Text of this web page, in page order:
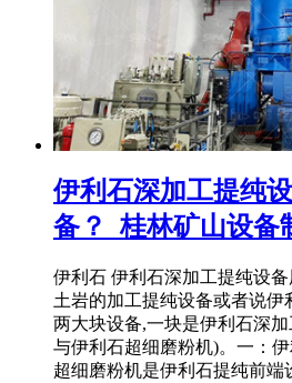
伊利石深加工提纯
备？_桂林矿山设备
伊利石 伊利石深加工提纯设
土岩的加工提纯设备或者说伊
两大块设备,一块是伊利石深
与伊利石超细磨粉机)。一：
超细磨粉机是伊利石提纯前端